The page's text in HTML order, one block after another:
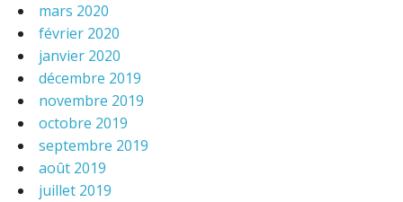
mars 2020
février 2020
janvier 2020
décembre 2019
novembre 2019
octobre 2019
septembre 2019
août 2019
juillet 2019